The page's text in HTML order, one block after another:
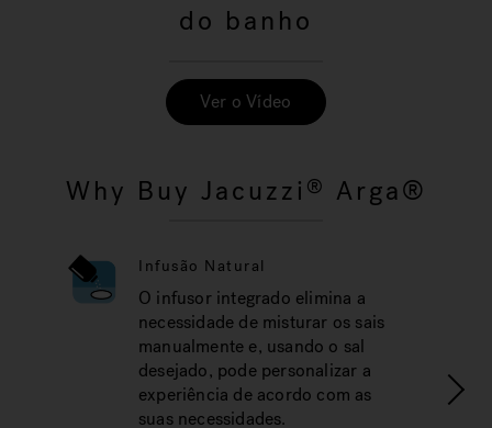
do banho
Ver o Vídeo
Why Buy Jacuzzi ® Arga®
Infusão Natural
O infusor integrado elimina a
necessidade de misturar os sais
manualmente e, usando o sal
desejado, pode personalizar a
experiência de acordo com as
suas necessidades.